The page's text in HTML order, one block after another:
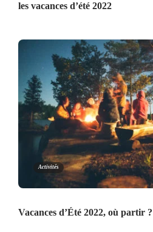
les vacances d’été 2022
Activités
Vacances d’Été 2022, où partir ?